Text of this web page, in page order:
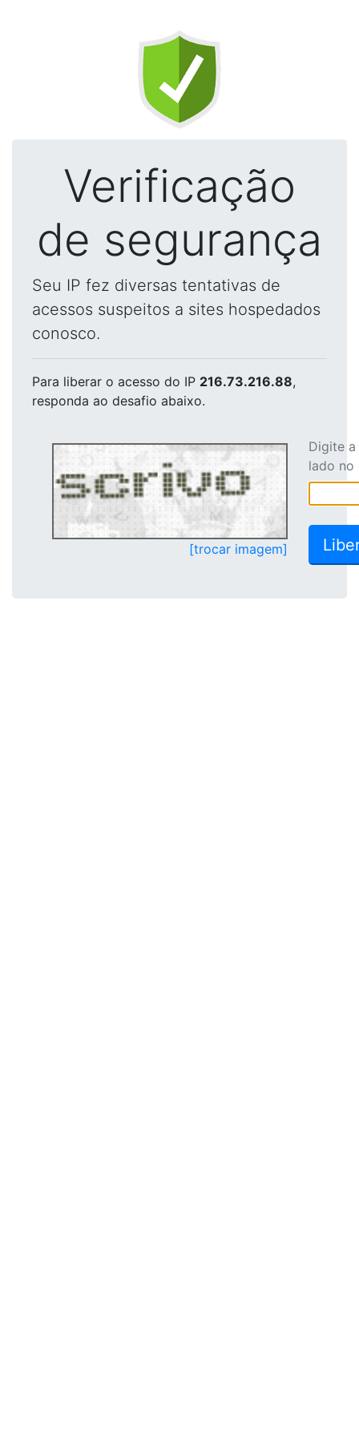
Verificação
de segurança
Seu IP fez diversas tentativas de
acessos suspeitos a sites hospedados
conosco.
Para liberar o acesso do IP 216.73.216.88,
responda ao desafio abaixo.
[trocar imagem]
Digite
lado no